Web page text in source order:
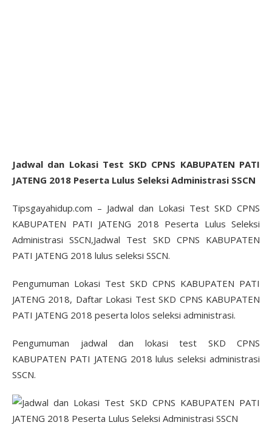
Jadwal dan Lokasi Test SKD CPNS KABUPATEN PATI
JATENG 2018 Peserta Lulus Seleksi Administrasi SSCN
Tipsgayahidup.com – Jadwal dan Lokasi Test SKD CPNS
KABUPATEN PATI JATENG 2018 Peserta Lulus Seleksi
Administrasi SSCN,Jadwal Test SKD CPNS KABUPATEN
PATI JATENG 2018 lulus seleksi SSCN.
Pengumuman Lokasi Test SKD CPNS KABUPATEN PATI
JATENG 2018, Daftar Lokasi Test SKD CPNS KABUPATEN
PATI JATENG 2018 peserta lolos seleksi administrasi.
Pengumuman jadwal dan lokasi test SKD CPNS
KABUPATEN PATI JATENG 2018 lulus seleksi administrasi
SSCN.